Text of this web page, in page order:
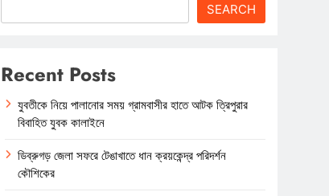
SEARCH
Recent Posts
যুবতীকে নিয়ে পালানোর সময় গ্রামবাসীর হাতে আটক ত্রিপুরার
বিবাহিত যুবক কালাইনে
ডিব্রুগড় জেলা সফরে টেঙাখাতে ধান ক্রয়কেন্দ্র পরিদর্শন
কৌশিকের